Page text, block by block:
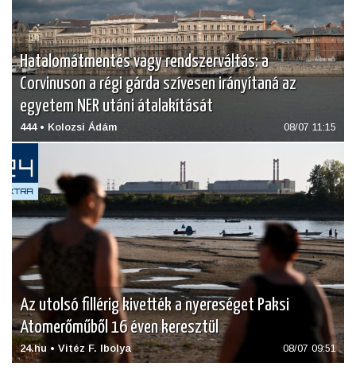
Hatalomátmentés vagy rendszerváltás: a
Corvinuson a régi gárda szívesen irányítaná az
egyetem NER utáni átalakítását
444 • Kolozsi Ádám 08/07 11:15
Az utolsó fillérig kivették a nyereséget Paksi
Atomerőműből 16 éven keresztül
24.hu • Vitéz F. Ibolya 08/07 09:51